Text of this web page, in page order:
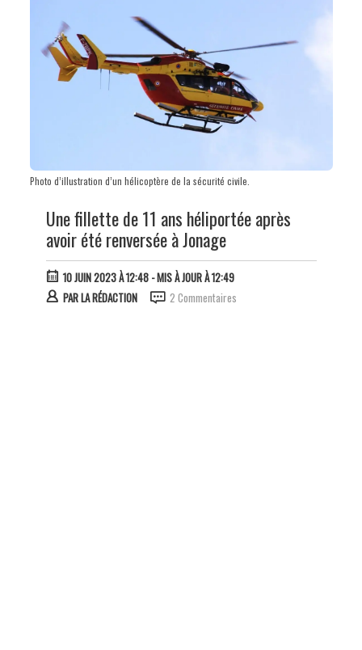
Photo d’illustration d’un hélicoptère de la sécurité civile.
Une fillette de 11 ans héliportée après
avoir été renversée à Jonage
10 JUIN 2023 À 12:48- MIS À JOUR À 12:49
PARLA RÉDACTION 2 Commentaires